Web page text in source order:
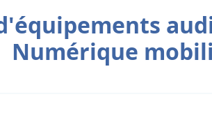
Numérique